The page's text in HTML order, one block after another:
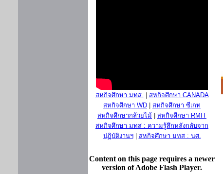
สหกิจศึกษา มทส.
สหกิจศึกษา CANADA
สหกิจศึกษา WD
สหกิจศึกษา ซีเกท
สหกิจศึกษากล้วยไม้
สหกิจศึกษา RMIT
สหกิจศึกษา มทส : ความรู้สึกหลังกลับจาก
ปฏิบัติงานฯ| สหกิจศึกษา มทส : นศ.
Content on this page requires a newer
version of Adobe Flash Player.